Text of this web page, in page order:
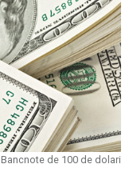
Bancnote de 100 de dolari